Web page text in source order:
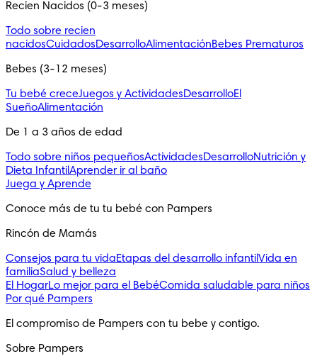
Recien Nacidos (0-3 meses)
Todo sobre recien
nacidosCuidadosDesarrolloAlimentaciónBebes Prematuros
Bebes (3-12 meses)
Tu bebé creceJuegos y ActividadesDesarrolloEl
SueñoAlimentación
De 1 a 3 años de edad
Todo sobre niños pequeñosActividadesDesarrolloNutrición y
Dieta InfantilAprender ir al baño
Juega y Aprende
Conoce más de tu tu bebé con Pampers
Rincón de Mamás
Consejos para tu vidaEtapas del desarrollo infantilVida en
familiaSalud y belleza
El HogarLo mejor para el BebéComida saludable para niños
Por qué Pampers
El compromiso de Pampers con tu bebe y contigo.
Sobre Pampers